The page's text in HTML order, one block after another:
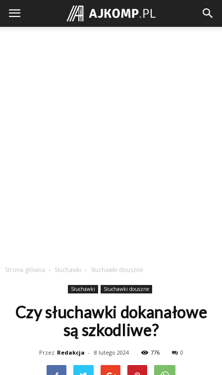
Ajkomp.pl
Strona główna Słuchawki Słuchawki douszne
Słuchawki Słuchawki douszne
Czy słuchawki dokanałowe
są szkodliwe?
Przez Redakcja - 8 lutego 2024 776 0